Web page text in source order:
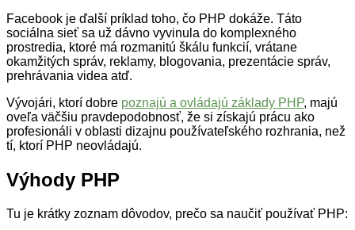
Facebook je ďalší príklad toho, čo PHP dokáže. Táto
sociálna sieť sa už dávno vyvinula do komplexného
prostredia, ktoré má rozmanitú škálu funkcií, vrátane
okamžitých správ, reklamy, blogovania, prezentácie správ,
prehrávania videa atď.
Vývojári, ktorí dobre poznajú a ovládajú základy PHP, majú
oveľa väčšiu pravdepodobnosť, že si získajú prácu ako
profesionáli v oblasti dizajnu používateľského rozhrania, než
tí, ktorí PHP neovládajú.
Výhody PHP
Tu je krátky zoznam dôvodov, prečo sa naučiť používať PHP: